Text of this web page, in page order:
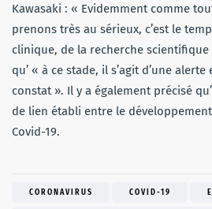
Kawasaki : « Evidemment comme
prenons très au sérieux, c’est le
clinique, de la recherche scientifique
qu’ « à ce stade, il s’agit d’une alerte
constat ». Il y a également précisé
de lien établi entre le
Covid-19.
CORONAVIRUS COVID-19